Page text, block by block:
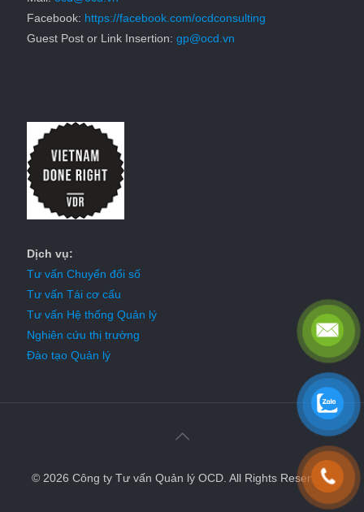
Facebook: https://facebook.com/ocdconsulting
Guest Post or Link Insertion: gp@ocd.vn
Dịch vụ:
Tư vấn Chuyển đổi số
Tư vấn Tái cơ cấu
Tư vấn Hệ thống Quản lý
Nghiên cứu thị trường
Đào tạo Quản lý
© 2026 Công ty Tư vấn Quản lý OCD. All Rights Reserved.